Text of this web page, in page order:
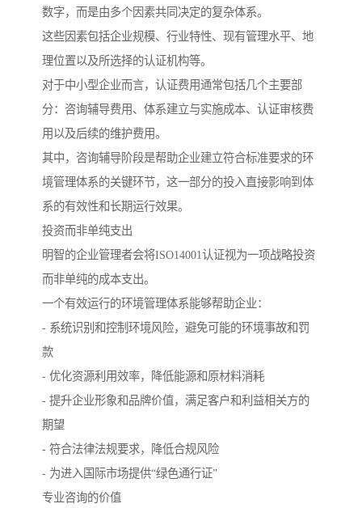
数字，而是由多个因素共同决定的复杂体系。
这些因素包括企业规模、行业特性、现有管理水平、地
理位置以及所选择的认证机构等。
对于中小型企业而言，认证费用通常包括几个主要部
分：咨询辅导费用、体系建立与实施成本、认证审核费
用以及后续的维护费用。
其中，咨询辅导阶段是帮助企业建立符合标准要求的环
境管理体系的关键环节，这一部分的投入直接影响到体
系的有效性和长期运行效果。
投资而非单纯支出
明智的企业管理者会将ISO14001认证视为一项战略投资
而非单纯的成本支出。
一个有效运行的环境管理体系能够帮助企业：
- 系统识别和控制环境风险，避免可能的环境事故和罚
款
- 优化资源利用效率，降低能源和原材料消耗
- 提升企业形象和品牌价值，满足客户和利益相关方的
期望
- 符合法律法规要求，降低合规风险
- 为进入国际市场提供“绿色通行证”
专业咨询的价值